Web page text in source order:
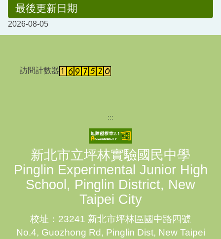
最後更新日期
2026-08-05
訪問計數器
:::
新北市立坪林實驗國民中學
Pinglin Experimental Junior High
School, Pinglin District, New
Taipei City
校址：23241 新北市坪林區國中路四號
No.4, Guozhong Rd, Pinglin Dist, New Taipei